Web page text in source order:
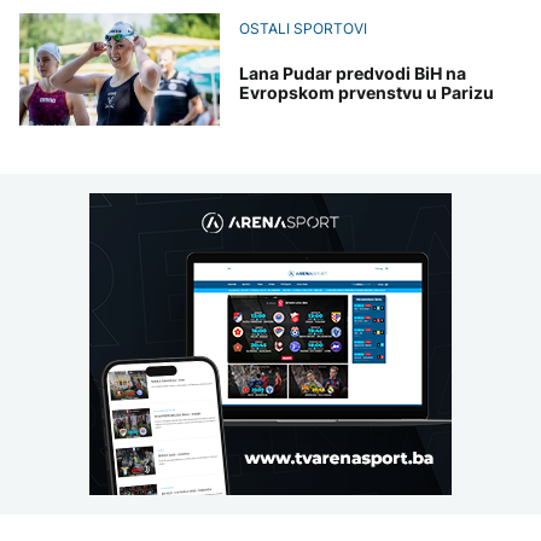
OSTALI SPORTOVI
Lana Pudar predvodi BiH na
Evropskom prvenstvu u Parizu